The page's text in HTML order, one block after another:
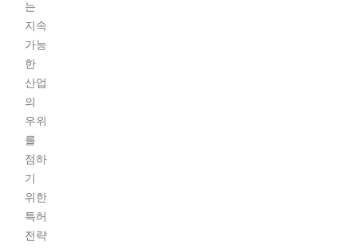
는
지속
가능
한
산업
의
우위
를
점하
기
위한
특허
전략